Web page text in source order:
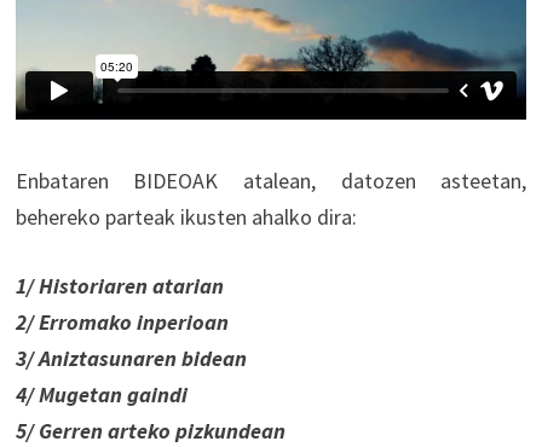
Enbataren BIDEOAK atalean, datozen asteetan,
behereko parteak ikusten ahalko dira:
1/ Historiaren atarian
2/ Erromako inperioan
3/ Aniztasunaren bidean
4/ Mugetan gaindi
5/ Gerren arteko pizkundean